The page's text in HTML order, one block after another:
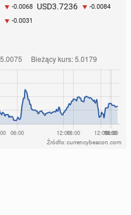
-0.0068 USD3.7236 -0.0084
-0.0031
Źródło: currencybeacon.com